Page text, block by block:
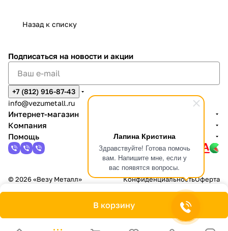
Лапина Кристина
Здравствуйте! Готова помочь
вам. Напишите мне, если у
вас появятся вопросы.
Назад к списку
В корзину
Подписаться на новости и акции
+7 (812) 916-87-43
info@vezumetall.ru
Интернет-магазин
Компания
Помощь
© 2026 «Везу Металл» КонфиденциальностьОферта